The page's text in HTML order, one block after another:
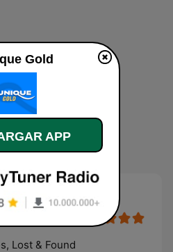
Lost & Found
Gold
APP